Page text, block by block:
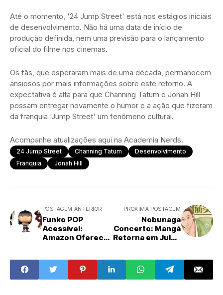
Até o momento, '24 Jump Street' está nos estágios iniciais
de desenvolvimento. Não há uma data de início de
produção definida, nem uma previsão para o lançamento
oficial do filme nos cinemas.
Os fãs, que esperaram mais de uma década, permanecem
ansiosos por mais informações sobre este retorno. A
expectativa é alta para que Channing Tatum e Jonah Hill
possam entregar novamente o humor e a ação que fizeram
da franquia 'Jump Street' um fenômeno cultural.
Acompanhe atualizações aqui na Academia Nerds.
24 Jump Street Channing Tatum
Desenvolvimento
Franquia
Jonah Hill
POSTAGEM ANTERIOR
Funko POP
Acessível:
Amazon Oferece
Ícones da Cultura
Pop Abaixo de R$
100
PRÓXIMA POSTAGEM
Nobunaga
Concerto: Mangá
Retorna em Julho